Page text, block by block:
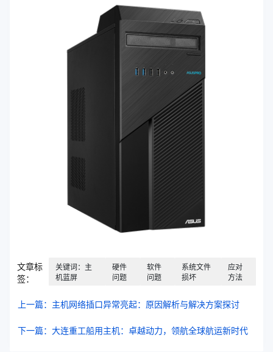
文章标
签：
关键词：主
机蓝屏
硬件
问题
软件
问题
系统文件
损坏
应对
方法
上一篇：主机网络插口异常亮起：原因解析与解决方案探讨
下一篇：大连重工船用主机：卓越动力，领航全球航运新时代